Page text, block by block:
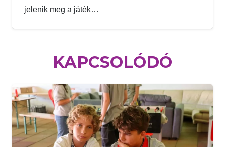
jelenik meg a játék…
KAPCSOLÓDÓ